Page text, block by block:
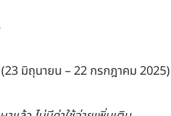
มิถุนายน – 22 กรกฎาคม 2025)